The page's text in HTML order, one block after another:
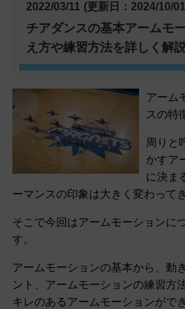
2022/03/11 (更新日：2024/10/
チアダンスの基本アームモ
え方や練習方法を詳しく解
アーム
スの特
周りと
かすア
に決ま
ーマンスの印象は大きく変わって
そこで今回はアームモーションに
す。
アームモーションの基本から、動
ント、アームモーションの練習方
キレのあるアームモーションがで